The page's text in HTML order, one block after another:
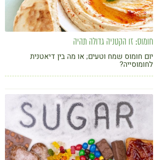
חומוס: זו הקטניה גדולה תהיה
יום חומוס שמח וטעים; או מה בין דיאטנית
לחומוסייה?